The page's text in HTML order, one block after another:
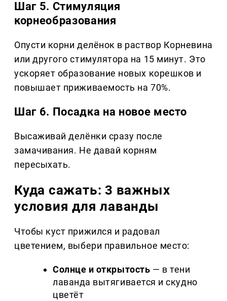
Шаг 5. Стимуляция
корнеобразования
Опусти корни делёнок в раствор Корневина
или другого стимулятора на 15 минут. Это
ускоряет образование новых корешков и
повышает приживаемость на 70%.
Шаг 6. Посадка на новое место
Высаживай делёнки сразу после
замачивания. Не давай корням
пересыхать.
Куда сажать: 3 важных
условия для лаванды
Чтобы куст прижился и радовал
цветением, выбери правильное место:
Солнце и открытость — в тени
лаванда вытягивается и скудно
цветёт